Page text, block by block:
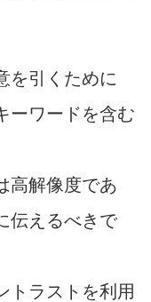
を引くために
ーワードを含む
高解像度であ
伝えるべきで
トラストを利用